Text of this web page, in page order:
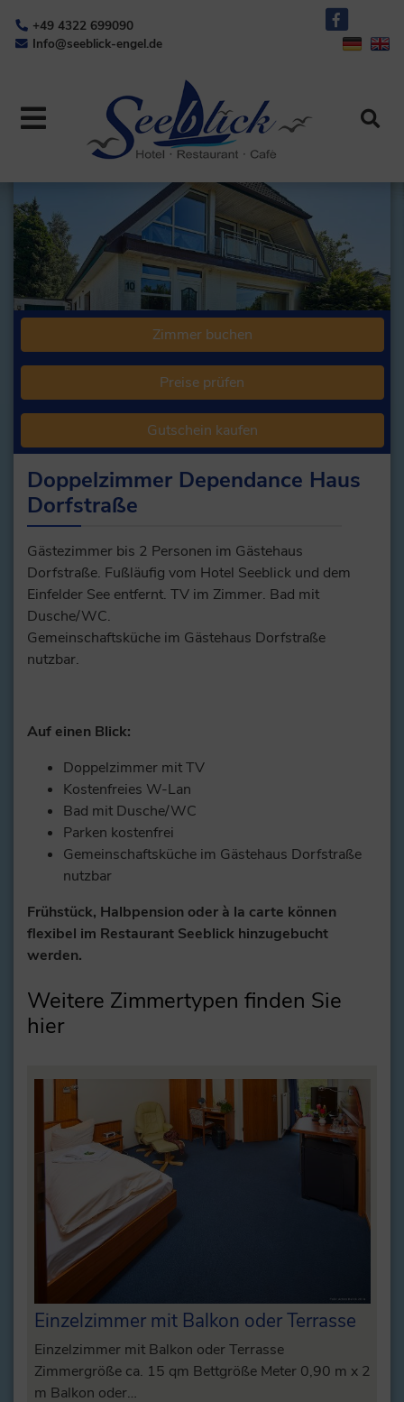
+49 4322 699090
Info@seeblick-engel.de
Zimmer buchen
Preise prüfen
Gutschein kaufen
Doppelzimmer Dependance Haus
Dorfstraße
Gästezimmer bis 2 Personen im Gästehaus
Dorfstraße. Fußläufig vom Hotel Seeblick und dem
Einfelder See entfernt. TV im Zimmer. Bad mit
Dusche/WC.
Gemeinschaftsküche im Gästehaus Dorfstraße
nutzbar.
Auf einen Blick:
Doppelzimmer mit TV
Kostenfreies W-Lan
Bad mit Dusche/WC
Parken kostenfrei
Gemeinschaftsküche im Gästehaus Dorfstraße
nutzbar
Frühstück, Halbpension oder à la carte können
flexibel im Restaurant Seeblick hinzugebucht
werden.
Weitere Zimmertypen finden Sie
hier
Einzelzimmer mit Balkon oder Terrasse
Einzelzimmer mit Balkon oder Terrasse
Zimmergröße ca. 15 qm Bettgröße Meter 0,90 m x 2
m Balkon oder…